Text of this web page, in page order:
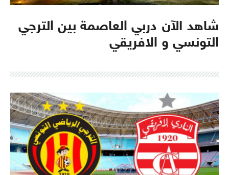
شاهد الآن دربي العاصمة بين الترجي
التونسي و الافريقي